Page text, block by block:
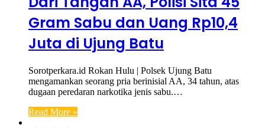
Gram Sabu dan Uang Rp10,4
Juta di Ujung Batu
Sorotperkara.id Rokan Hulu | Polsek Ujung Batu
mengamankan seorang pria berinisial AA, 34 tahun, atas
dugaan peredaran narkotika jenis sabu.…
Read More »